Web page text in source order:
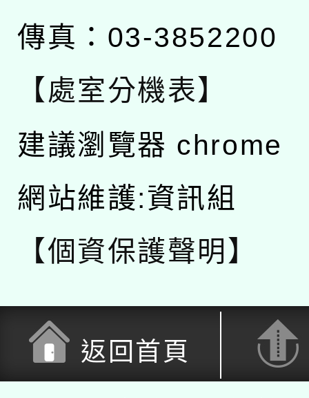
傳真：03-3852200
【處室分機表】
建議瀏覽器 chrome
網站維護:資訊組
【個資保護聲明】
返回首頁